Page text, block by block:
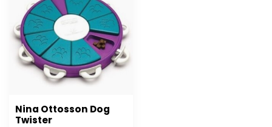
Nina Ottosson Dog
Twister